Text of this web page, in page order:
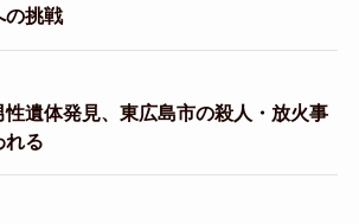
の挑戦
遺体発見、東広島市の殺人・放火事
れる